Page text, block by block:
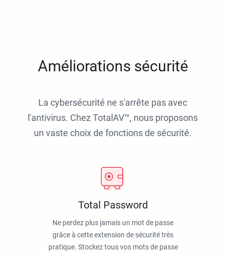
Améliorations sécurité
La cybersécurité ne s'arrête pas avec
l'antivirus. Chez TotalAV™, nous proposons
un vaste choix de fonctions de sécurité.
Total Password
Ne perdez plus jamais un mot de passe
grâce à cette extension de sécurité très
pratique. Stockez tous vos mots de passe